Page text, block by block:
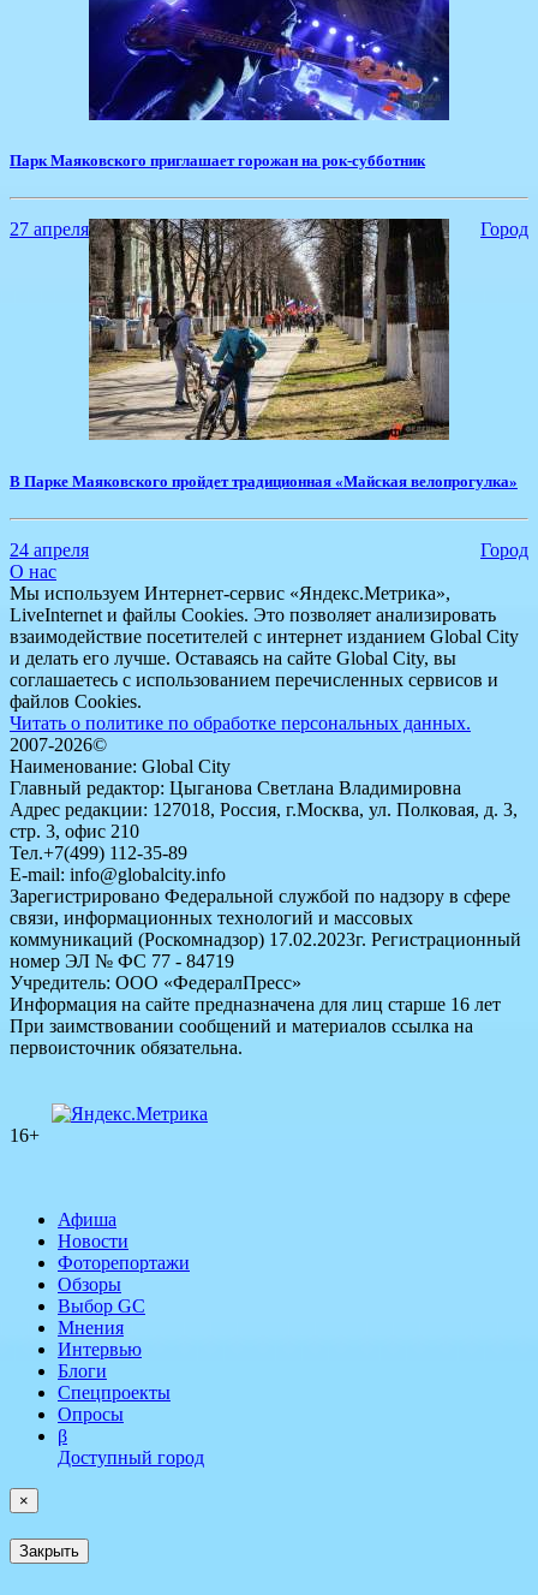
Парк Маяковского приглашает горожан на рок-субботник
27 апреля Город
В Парке Маяковского пройдет традиционная «Майская велопрогулка»
24 апреля
Город
О нас
Мы используем Интернет-сервис «Яндекс.Метрика»,
LiveInternet и файлы Cookies. Это позволяет анализировать
взаимодействие посетителей с интернет изданием Global City
и делать его лучше. Оставаясь на сайте Global City, вы
соглашаетесь с использованием перечисленных сервисов и
файлов Cookies.
Читать о политике по обработке персональных данных.
2007-2026©
Наименование: Global City
Главный редактор: Цыганова Светлана Владимировна
Адрес редакции: 127018, Россия, г.Москва, ул. Полковая, д. 3,
стр. 3, офис 210
Тел.+7(499) 112-35-89
E-mail: info@globalcity.info
Зарегистрировано Федеральной службой по надзору в сфере
связи, информационных технологий и массовых
коммуникаций (Роскомнадзор) 17.02.2023г. Регистрационный
номер ЭЛ № ФС 77 - 84719
Учредитель: ООО «ФедералПресс»
Информация на сайте предназначена для лиц старше 16 лет
При заимствовании сообщений и материалов ссылка на
первоисточник обязательна.
16+
Афиша
Новости
Фоторепортажи
Обзоры
Выбор GC
Мнения
Интервью
Блоги
Спецпроекты
Опросы
β
Доступный город
×
Закрыть